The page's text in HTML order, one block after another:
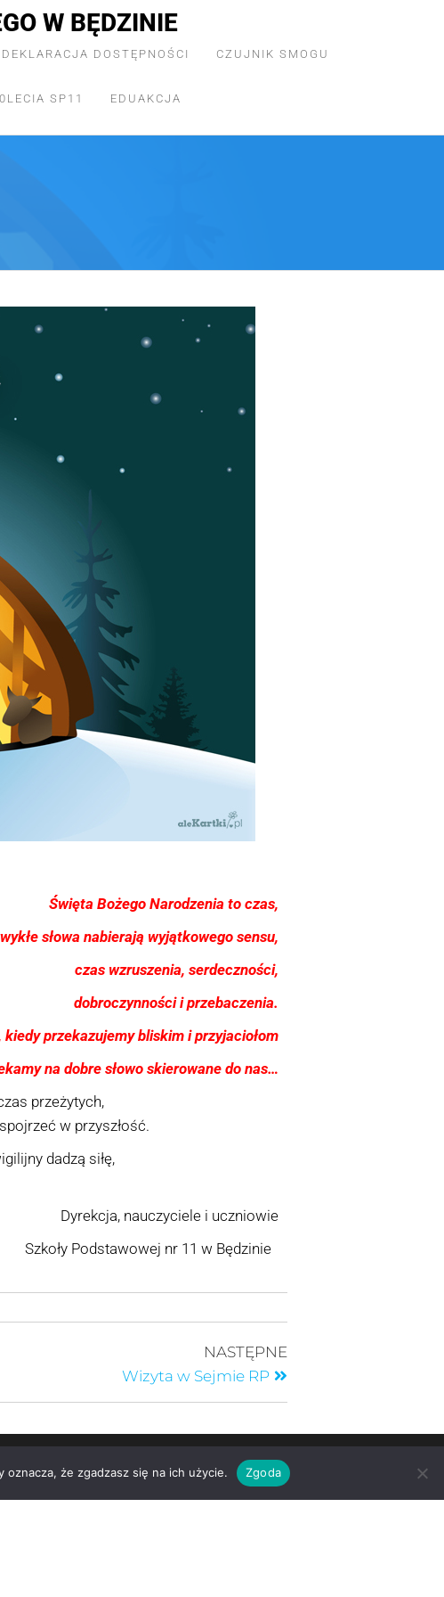
W BĘDZINIE
DEKLARACJA DOSTĘPNOŚCI CZUJNIK SMOGU
SP11 EDUAKCJA
Święta Bożego Narodzenia to czas,
słowa nabierają wyjątkowego sensu,
czas wzruszenia, serdeczności,
dobroczynności i przebaczenia.
kiedy przekazujemy bliskim i przyjaciołom
na dobre słowo skierowane do nas…
przeżytych,
w przyszłość.
dadzą siłę,
nauczyciele i uczniowie
nr 11 w Będzinie
NASTĘPNE
Wizyta w Sejmie RP
że zgadzasz się na ich użycie. Zgoda